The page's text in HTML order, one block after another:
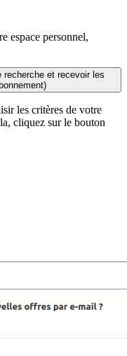
espace personnel,
et recevoir les
les critères de votre
cliquez sur le bouton